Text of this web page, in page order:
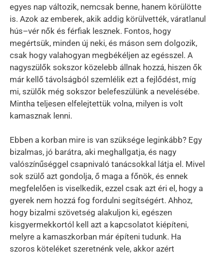
egyes nap változik, nemcsak benne, hanem körülötte
is. Azok az emberek, akik addig körülvették, váratlanul
hús–vér nők és férfiak lesznek. Fontos, hogy
megértsük, minden új neki, és máson sem dolgozik,
csak hogy valahogyan megbékéljen az egésszel. A
nagyszülők sokszor közelebb állnak hozzá, hiszen ők
már kellő távolságból szemlélik ezt a fejlődést, míg
mi, szülők még sokszor belefeszülünk a nevelésébe.
Mintha teljesen elfelejtettük volna, milyen is volt
kamasznak lenni.
Ebben a korban mire is van szüksége leginkább? Egy
bizalmas, jó barátra, aki meghallgatja, és nagy
valószínűséggel csapnivaló tanácsokkal látja el. Mivel
sok szülő azt gondolja, ő maga a főnök, és ennek
megfelelően is viselkedik, ezzel csak azt éri el, hogy a
gyerek nem hozzá fog fordulni segítségért. Ahhoz,
hogy bizalmi szövetség alakuljon ki, egészen
kisgyermekkortól kell azt a kapcsolatot kiépíteni,
melyre a kamaszkorban már építeni tudunk. Ha
szoros köteléket szeretnénk vele, akkor azért